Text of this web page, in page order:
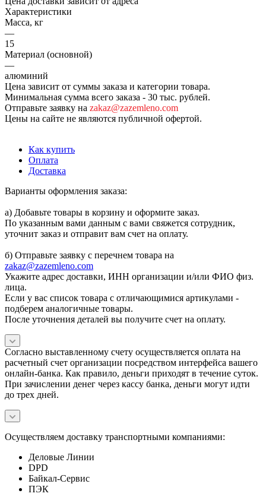
Характеристики
Масса, кг
—
15
Материал (основной)
—
алюминий
Цена зависит от суммы заказа и категории товара.
Минимальная сумма всего заказа - 30 тыс. рублей.
Отправьте заявку на zakaz@zazemleno.com
Цены на сайте не являются публичной офертой.
Как купить
Оплата
Доставка
Варианты оформления заказа:
а) Добавьте товары в корзину и оформите заказ.
По указанным вами данным с вами свяжется сотрудник,
уточнит заказ и отправит вам счет на оплату.
б) Отправьте заявку с перечнем товара на
zakaz@zazemleno.com
Укажите адрес доставки, ИНН организации и/или ФИО физ.
лица.
Если у вас список товара с отличающимися артикулами -
подберем аналогичные товары.
После уточнения деталей вы получите счет на оплату.
Согласно выставленному счету осуществляется оплата на
расчетный счет организации посредством интерфейса вашего
онлайн-банка. Как правило, деньги приходят в течение суток.
При зачислении денег через кассу банка, деньги могут идти
до трех дней.
Осуществляем доставку транспортными компаниями:
Деловые Линии
DPD
Байкал-Сервис
ПЭК